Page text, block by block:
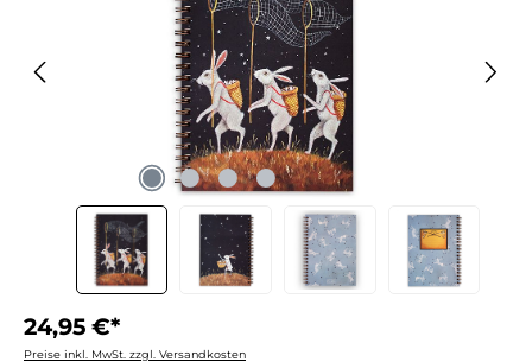
24,95 €*
Preise inkl. MwSt. zzgl. Versandkosten